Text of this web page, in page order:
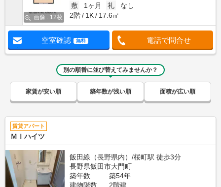
画像 : 12枚
敷
1ヶ月 礼
なし
2階
1K 17.6㎡
空室確認 無料 電話で問合せ
別の順番に並び替えてみませんか？
家賃が安い順 築年数が浅い順 面積が広い順
賃貸アパート
ＭＩハイツ
飯田線（長野県内）/桜町駅 徒歩3分
長野県飯田市大門町
築年数
築54年
建物階数
2階建